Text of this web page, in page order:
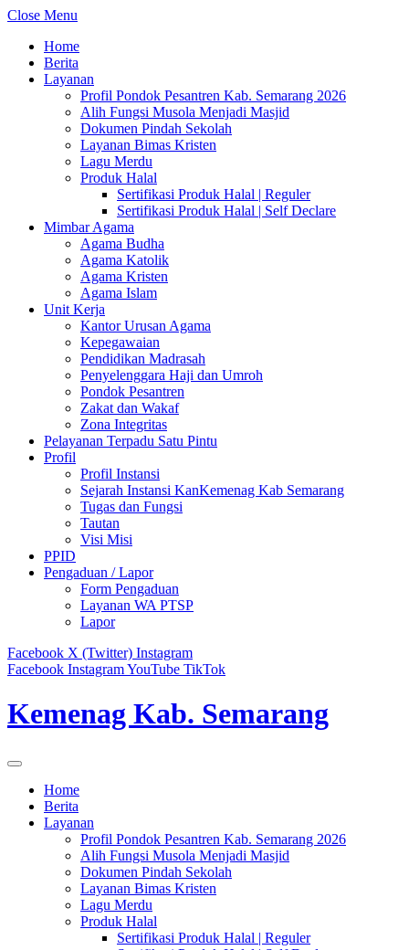
Close Menu
Home
Berita
Layanan
Profil Pondok Pesantren Kab. Semarang 2026
Alih Fungsi Musola Menjadi Masjid
Dokumen Pindah Sekolah
Layanan Bimas Kristen
Lagu Merdu
Produk Halal
Sertifikasi Produk Halal | Reguler
Sertifikasi Produk Halal | Self Declare
Mimbar Agama
Agama Budha
Agama Katolik
Agama Kristen
Agama Islam
Unit Kerja
Kantor Urusan Agama
Kepegawaian
Pendidikan Madrasah
Penyelenggara Haji dan Umroh
Pondok Pesantren
Zakat dan Wakaf
Zona Integritas
Pelayanan Terpadu Satu Pintu
Profil
Profil Instansi
Sejarah Instansi KanKemenag Kab Semarang
Tugas dan Fungsi
Tautan
Visi Misi
PPID
Pengaduan / Lapor
Form Pengaduan
Layanan WA PTSP
Lapor
Facebook X (Twitter) Instagram
Facebook InstagramYouTube TikTok
Kemenag Kab. Semarang
Home
Berita
Layanan
Profil Pondok Pesantren Kab. Semarang 2026
Alih Fungsi Musola Menjadi Masjid
Dokumen Pindah Sekolah
Layanan Bimas Kristen
Lagu Merdu
Produk Halal
Sertifikasi Produk Halal | Reguler